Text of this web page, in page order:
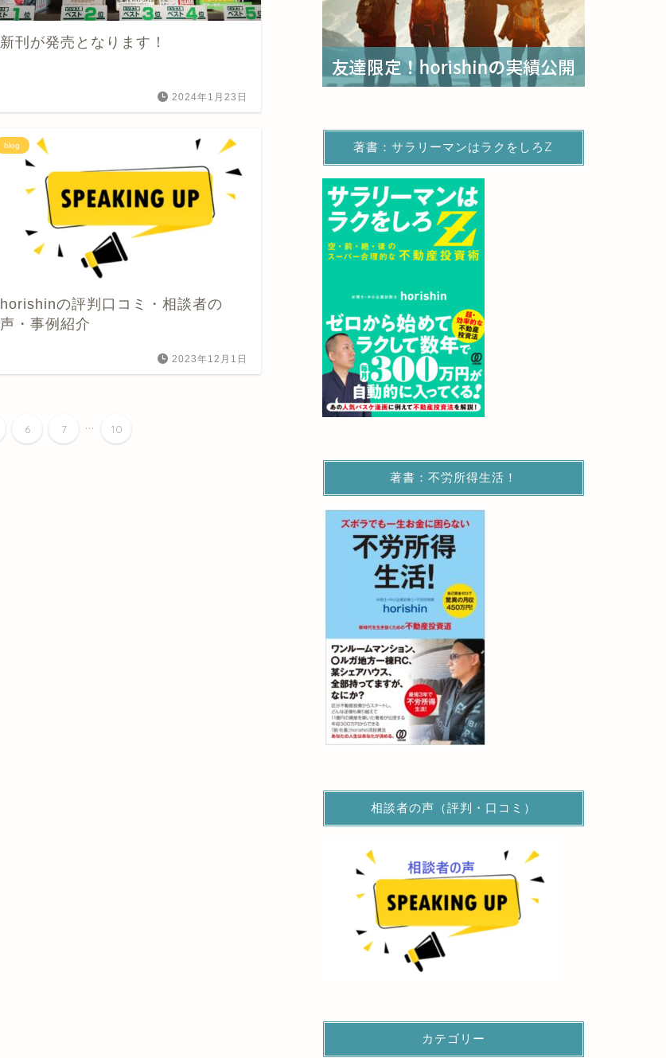
新刊が発売となります！
2024年1月23日
blog
horishinの評判口コミ・相談者の
声・事例紹介
2023年12月1日
6 7 ... 10
2018年5月25日
お役立ち情報
マンション経営のメリット＆デメリ
ット！失敗リスクを回避するには？
2018年5月24日
著書：サラリーマンはラクをしろZ
著書：不労所得生活！
相談者の声（評判・口コミ）
カテゴリー